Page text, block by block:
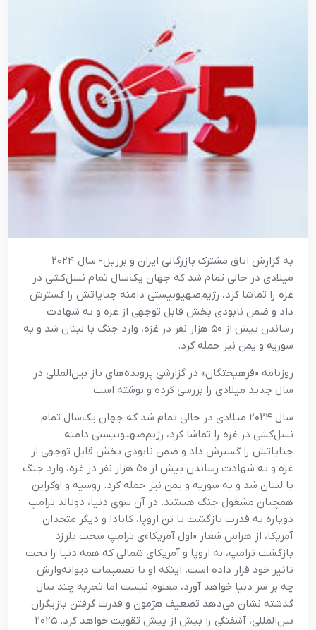
به گزارش اتاق مشترک بازرگانی ایران و برزیل- سال ۲۰۲۴
میلادی در حالی تمام شد که جهان یک‌سال تمام نسل‌کشی در
غزه را تماشا کرد، رژیم‌صهیونیستی دامنه جنایاتش را گسترش
داد و ضمن نابودی بخش قابل توجهی از غزه و به شهادت
رساندن بیش از ۵۰ هزار نفر در غزه، وارد جنگ با لبنان شد و به
سوریه و یمن نیز حمله کرد.
روزنامه «فرهیختگان» در گزارشی پرونده‌های باز بین‌المللی در
سال جدید میلادی را بررسی کرده و نوشته است:
سال ۲۰۲۴ میلادی در حالی تمام شد که جهان یک‌سال تمام
نسل‌کشی در غزه را تماشا کرد، رژیم‌صهیونیستی دامنه
جنایاتش را گسترش داد و ضمن نابودی بخش قابل توجهی از
غزه و به شهادت رساندن بیش از ۵۰ هزار نفر در غزه، وارد جنگ
با لبنان شد و به سوریه و یمن نیز حمله کرد. روسیه و اوکراین
همچنان مشغول جنگ هستند. در آن سوی دنیا، دونالد ترامپ
دوباره به قدرت بازگشت تا تن اروپا، کانادا و دیگر متحدان
آمریکا، از هراس شعار «اول آمریکا»ی ترامپ سخت بلرزد.
بازگشت ترامپ، نه اروپا و آمریکای شمالی که همه دنیا را تحت
تاثیر خود قرار داده است. اینکه او با تصمیمات دیوانه‌وارش
چه بر سر دنیا خواهد آورد، معلوم نیست اما تجربه چند سال
گذشته نشان می‌دهد تضعیف هژمون و قدرت گرفتن بازیگران
بین‌المللی، آشفتگی را بیش از پیش تقویت خواهد کرد. ۲۰۲۵